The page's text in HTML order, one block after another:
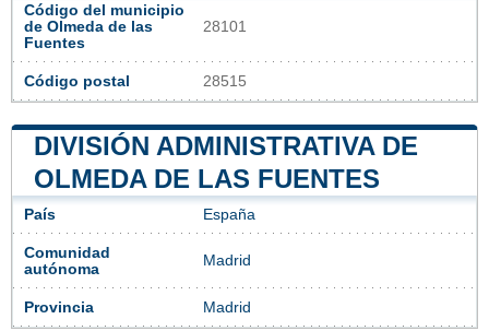
Código del municipio
de Olmeda de las
Fuentes
28101
Código postal 28515
DIVISIÓN ADMINISTRATIVA DE
OLMEDA DE LAS FUENTES
País España
Comunidad
autónoma
Madrid
Provincia Madrid